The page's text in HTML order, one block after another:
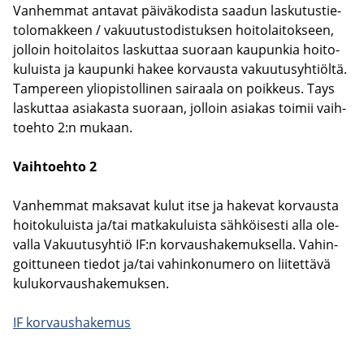
Van­hem­mat an­ta­vat päi­vä­ko­dis­ta saa­dun las­ku­tus­tie­
to­lo­mak­keen / va­kuu­tus­to­dis­tuk­sen hoi­to­lai­tok­seen,
jol­loin hoi­to­lai­tos las­kut­taa suo­raan kau­pun­kia hoi­to­
ku­luis­ta ja kau­pun­ki hakee kor­vaus­ta va­kuu­tus­yh­tiöl­tä.
Tam­pe­reen yli­opis­tol­li­nen sai­raa­la on poik­keus. Tays
las­kut­taa asia­kas­ta suo­raan, jol­loin asia­kas toi­mii vaih­
toeh­to 2:n mu­kaan.
Vaih­toeh­to 2
Van­hem­mat mak­sa­vat kulut itse ja ha­ke­vat kor­vaus­ta
hoi­to­ku­luis­ta ja/tai mat­ka­ku­luis­ta säh­köi­ses­ti alla ole­
val­la Va­kuu­tus­yh­tiö IF:n kor­vaus­ha­ke­muk­sel­la. Va­hin­
goit­tu­neen tie­dot ja/tai va­hin­ko­nu­me­ro on lii­tet­tä­vä
ku­lu­kor­vaus­ha­ke­muk­sen.
IF kor­vaus­ha­ke­mus